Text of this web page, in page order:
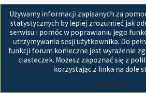
Używamy informacji zapisanych za
statystycznych by lepiej zrozumieć jak
serwisu i pomóc w poprawianiu jego
utrzymywania sesji użytkownika. Do
funkcji forum konieczne jest wyrażenie
ciasteczek. Możesz zapoznać się z
korzystając z linka na dole
Akceptuję